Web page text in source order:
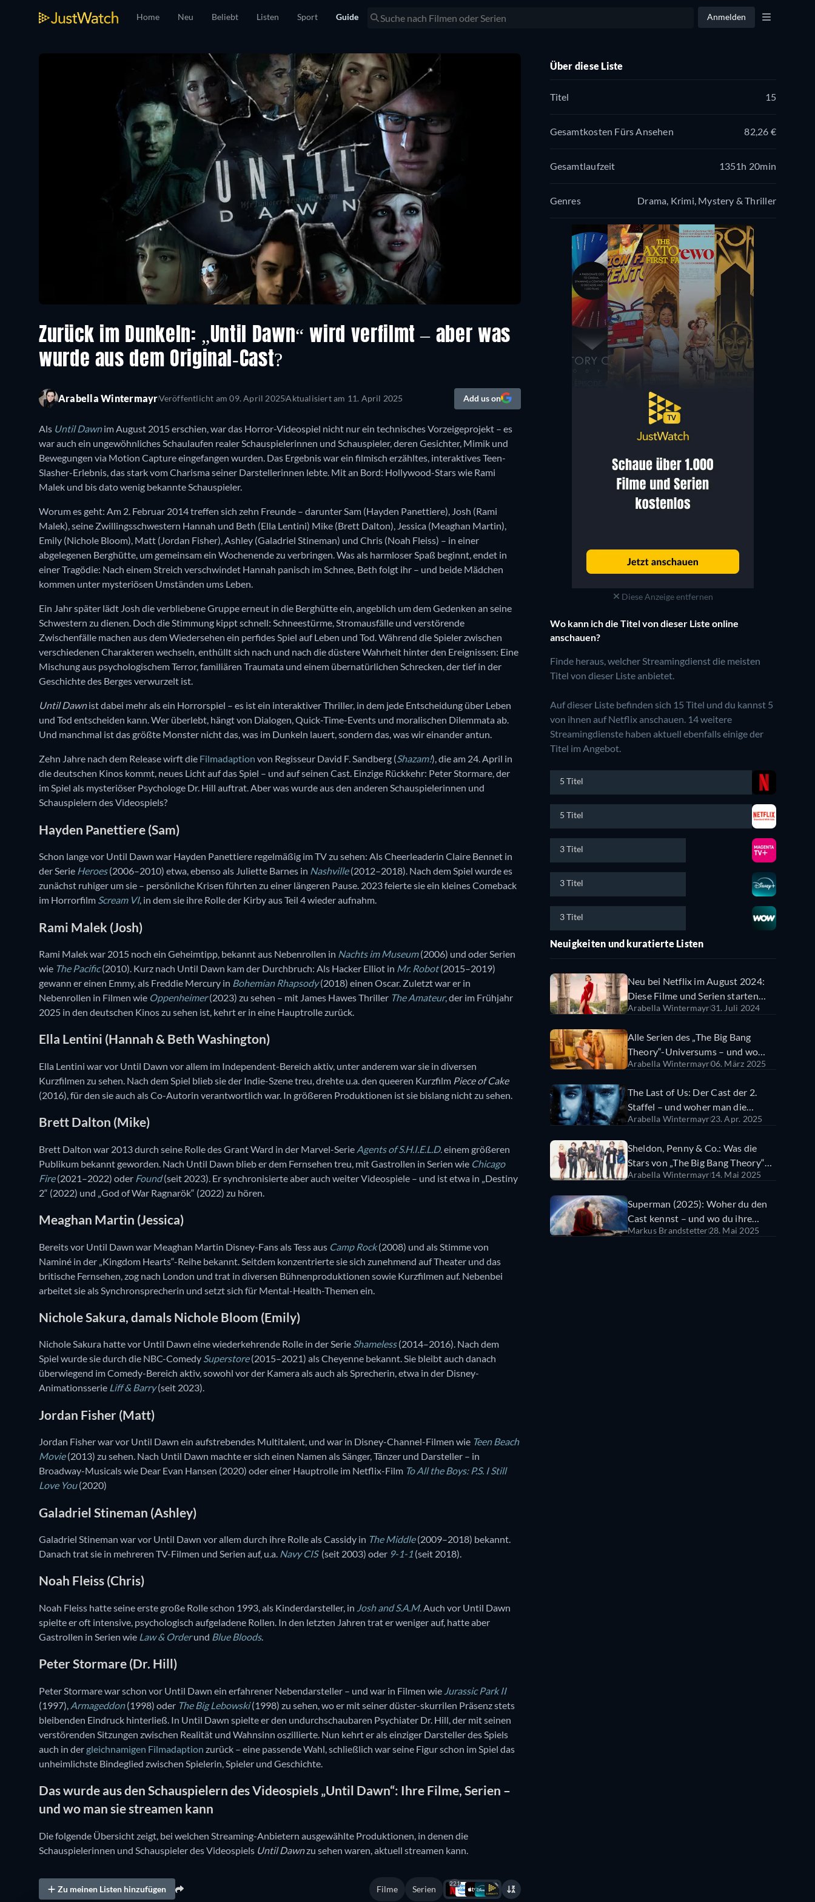
Home Neu Beliebt Listen Sport Guide Anmelden
Zurück im Dunkeln: „Until Dawn“ wird verfilmt – aber was
wurde aus dem Original-Cast?
Arabella WintermayrVeröffentlicht am 09. April 2025Aktualisiert am 11. April 2025 Add us on
Als Until Dawnim August 2015 erschien, war das Horror-Videospiel nicht nur ein technisches Vorzeigeprojekt – es
war auch ein ungewöhnliches Schaulaufen realer Schauspielerinnen und Schauspieler, deren Gesichter, Mimik und
Bewegungen via Motion Capture eingefangen wurden. Das Ergebnis war ein filmisch erzähltes, interaktives Teen-
Slasher-Erlebnis, das stark vom Charisma seiner Darstellerinnen lebte. Mit an Bord: Hollywood-Stars wie Rami
Malek und bis dato wenig bekannte Schauspieler.
Worum es geht: Am 2. Februar 2014 treffen sich zehn Freunde – darunter Sam (Hayden Panettiere), Josh (Rami
Malek), seine Zwillingsschwestern Hannah und Beth (Ella Lentini) Mike (Brett Dalton), Jessica (Meaghan Martin),
Emily (Nichole Bloom), Matt (Jordan Fisher), Ashley (Galadriel Stineman) und Chris (Noah Fleiss) – in einer
abgelegenen Berghütte, um gemeinsam ein Wochenende zu verbringen. Was als harmloser Spaß beginnt, endet in
einer Tragödie: Nach einem Streich verschwindet Hannah panisch im Schnee, Beth folgt ihr – und beide Mädchen
kommen unter mysteriösen Umständen ums Leben.
Ein Jahr später lädt Josh die verbliebene Gruppe erneut in die Berghütte ein, angeblich um dem Gedenken an seine
Schwestern zu dienen. Doch die Stimmung kippt schnell: Schneestürme, Stromausfälle und verstörende
Zwischenfälle machen aus dem Wiedersehen ein perfides Spiel auf Leben und Tod. Während die Spieler zwischen
verschiedenen Charakteren wechseln, enthüllt sich nach und nach die düstere Wahrheit hinter den Ereignissen: Eine
Mischung aus psychologischem Terror, familiären Traumata und einem übernatürlichen Schrecken, der tief in der
Geschichte des Berges verwurzelt ist.
Until Dawnist dabei mehr als ein Horrorspiel – es ist ein interaktiver Thriller, in dem jede Entscheidung über Leben
und Tod entscheiden kann. Wer überlebt, hängt von Dialogen, Quick-Time-Events und moralischen Dilemmata ab.
Und manchmal ist das größte Monster nicht das, was im Dunkeln lauert, sondern das, was wir einander antun.
Zehn Jahre nach dem Release wirft die Filmadaption von Regisseur David F. Sandberg (Shazam!), die am 24. April in
die deutschen Kinos kommt, neues Licht auf das Spiel – und auf seinen Cast. Einzige Rückkehr: Peter Stormare, der
im Spiel als mysteriöser Psychologe Dr. Hill auftrat. Aber was wurde aus den anderen Schauspielerinnen und
Schauspielern des Videospiels?
Hayden Panettiere (Sam)
Schon lange vor Until Dawn war Hayden Panettiere regelmäßig im TV zu sehen: Als Cheerleaderin Claire Bennet in
der Serie Heroes(2006–2010) etwa, ebenso als Juliette Barnes in Nashville(2012–2018). Nach dem Spiel wurde es
zunächst ruhiger um sie – persönliche Krisen führten zu einer längeren Pause. 2023 feierte sie ein kleines Comeback
im Horrorfilm Scream VI, in dem sie ihre Rolle der Kirby aus Teil 4 wieder aufnahm.
Rami Malek (Josh)
Rami Malek war 2015 noch ein Geheimtipp, bekannt aus Nebenrollen in Nachts im Museum(2006) und oder Serien
wie The Pacific(2010). Kurz nach Until Dawn kam der Durchbruch: Als Hacker Elliot in Mr. Robot(2015–2019)
gewann er einen Emmy, als Freddie Mercury in Bohemian Rhapsody(2018) einen Oscar. Zuletzt war er in
Nebenrollen in Filmen wie Oppenheimer(2023) zu sehen – mit James Hawes Thriller The Amateur, der im Frühjahr
2025 in den deutschen Kinos zu sehen ist, kehrt er in eine Hauptrolle zurück.
Ella Lentini (Hannah & Beth Washington)
Ella Lentini war vor Until Dawn vor allem im Independent-Bereich aktiv, unter anderem war sie in diversen
Kurzfilmen zu sehen. Nach dem Spiel blieb sie der Indie-Szene treu, drehte u.a. den queeren Kurzfilm Piece of Cake
(2016), für den sie auch als Co-Autorin verantwortlich war. In größeren Produktionen ist sie bislang nicht zu sehen.
Brett Dalton (Mike)
Brett Dalton war 2013 durch seine Rolle des Grant Ward in der Marvel-Serie Agents of S.H.I.E.L.D. einem größeren
Publikum bekannt geworden. Nach Until Dawn blieb er dem Fernsehen treu, mit Gastrollen in Serien wie Chicago
Fire(2021–2022) oder Found (seit 2023). Er synchronisierte aber auch weiter Videospiele – und ist etwa in „Destiny
2“ (2022) und „God of War Ragnarök“ (2022) zu hören.
Meaghan Martin (Jessica)
Bereits vor Until Dawn war Meaghan Martin Disney-Fans als Tess aus Camp Rock(2008) und als Stimme von
Naminé in der „Kingdom Hearts“-Reihe bekannt. Seitdem konzentrierte sie sich zunehmend auf Theater und das
britische Fernsehen, zog nach London und trat in diversen Bühnenproduktionen sowie Kurzfilmen auf. Nebenbei
arbeitet sie als Synchronsprecherin und setzt sich für Mental-Health-Themen ein.
Nichole Sakura, damals Nichole Bloom (Emily)
Nichole Sakura hatte vor Until Dawn eine wiederkehrende Rolle in der Serie Shameless(2014–2016). Nach dem
Spiel wurde sie durch die NBC-Comedy Superstore(2015–2021) als Cheyenne bekannt. Sie bleibt auch danach
überwiegend im Comedy-Bereich aktiv, sowohl vor der Kamera als auch als Sprecherin, etwa in der Disney-
Animationsserie Liff & Barry(seit 2023).
Jordan Fisher (Matt)
Jordan Fisher war vor Until Dawn ein aufstrebendes Multitalent, und war in Disney-Channel-Filmen wie Teen Beach
Movie(2013) zu sehen. Nach Until Dawn machte er sich einen Namen als Sänger, Tänzer und Darsteller – in
Broadway-Musicals wie Dear Evan Hansen (2020) oder einer Hauptrolle im Netflix-Film To All the Boys: P.S. I Still
Love You(2020)
Galadriel Stineman (Ashley)
Galadriel Stineman war vor Until Dawn vor allem durch ihre Rolle als Cassidy in The Middle (2009–2018) bekannt.
Danach trat sie in mehreren TV-Filmen und Serien auf, u.a. Navy CIS (seit 2003) oder 9-1-1 (seit 2018).
Noah Fleiss (Chris)
Noah Fleiss hatte seine erste große Rolle schon 1993, als Kinderdarsteller, in Josh and S.A.M.Auch vor Until Dawn
spielte er oft intensive, psychologisch aufgeladene Rollen. In den letzten Jahren trat er weniger auf, hatte aber
Gastrollen in Serien wie Law & Order und Blue Bloods.
Peter Stormare (Dr. Hill)
Peter Stormare war schon vor Until Dawn ein erfahrener Nebendarsteller – und war in Filmen wie Jurassic Park II
(1997), Armageddon (1998) oder The Big Lebowski(1998) zu sehen, wo er mit seiner düster-skurrilen Präsenz stets
bleibenden Eindruck hinterließ. In Until Dawn spielte er den undurchschaubaren Psychiater Dr. Hill, der mit seinen
verstörenden Sitzungen zwischen Realität und Wahnsinn oszillierte. Nun kehrt er als einziger Darsteller des Spiels
auch in der gleichnamigen Filmadaption zurück – eine passende Wahl, schließlich war seine Figur schon im Spiel das
unheimlichste Bindeglied zwischen Spielerin, Spieler und Geschichte.
Das wurde aus den Schauspielern des Videospiels „Until Dawn“: Ihre Filme, Serien –
und wo man sie streamen kann
Die folgende Übersicht zeigt, bei welchen Streaming-Anbietern ausgewählte Produktionen, in denen die
Schauspielerinnen und Schauspieler des Videospiels Until Dawnzu sehen waren, aktuell streamen kann.
Zu meinen Listen hinzufügen Filme Serien
221
Über diese Liste
Titel 15
Gesamtkosten Fürs Ansehen 82,26 €
Gesamtlaufzeit 1351h 20min
Genres Drama, Krimi, Mystery & Thriller
Diese Anzeige entfernen
Wo kann ich die Titel von dieser Liste online
anschauen?
Finde heraus, welcher Streamingdienst die meisten
Titel von dieser Liste anbietet.
Auf dieser Liste befinden sich 15 Titel und du kannst 5
von ihnen auf Netflix anschauen. 14 weitere
Streamingdienste haben aktuell ebenfalls einige der
Titel im Angebot.
5 Titel
5 Titel
3 Titel
3 Titel
3 Titel
Neuigkeiten und kuratierte Listen
Neu bei Netflix im August 2024:
Diese Filme und Serien starten
beim Streaming-Anbieter
Arabella Wintermayr31. Juli 2024
Alle Serien des „The Big Bang
Theory“-Universums – und wo
man sie streamen kann
Arabella Wintermayr06. März 2025
The Last of Us: Der Cast der 2.
Staffel – und woher man die
Schauspieler kennt
Arabella Wintermayr23. Apr. 2025
Sheldon, Penny & Co.: Was die
Stars von „The Big Bang Theory“
heute machen
Arabella Wintermayr14. Mai 2025
Superman (2025): Woher du den
Cast kennst – und wo du ihre
Filme und Serien streamen kannst
Markus Brandstetter28. Mai 2025